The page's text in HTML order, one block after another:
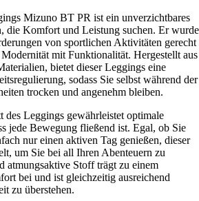
Mizuno BT PR ist ein unverzichtbares
die Komfort und Leistung suchen. Er wurde
von sportlichen Aktivitäten gerecht
mit Funktionalität. Hergestellt aus
bietet dieser Leggings eine
sodass Sie selbst während der
trocken und angenehm bleiben.
des Leggings gewährleistet optimale
jede Bewegung fließend ist. Egal, ob Sie
nur einen aktiven Tag genießen, dieser
um Sie bei all Ihren Abenteuern zu
atmungsaktive Stoff trägt zu einem
bei und ist gleichzeitig ausreichend
zu überstehen.